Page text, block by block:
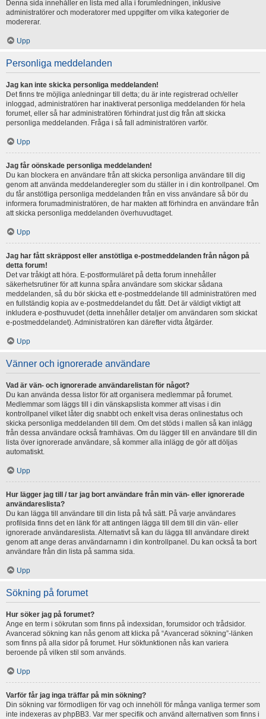
Denna sida innehåller en lista med alla i forumledningen, inklusive
administratörer och moderatorer med uppgifter om vilka kategorier de
modererar.
Upp
Personliga meddelanden
Jag kan inte skicka personliga meddelanden!
Det finns tre möjliga anledningar till detta; du är inte registrerad och/eller
inloggad, administratören har inaktiverat personliga meddelanden för hela
forumet, eller så har administratören förhindrat just dig från att skicka
personliga meddelanden. Fråga i så fall administratören varför.
Upp
Jag får oönskade personliga meddelanden!
Du kan blockera en användare från att skicka personliga användare till dig
genom att använda meddelanderegler som du ställer in i din kontrollpanel. Om
du får anstötliga personliga meddelanden från en viss användare så bör du
informera forumadministratören, de har makten att förhindra en användare från
att skicka personliga meddelanden överhuvudtaget.
Upp
Jag har fått skräppost eller anstötliga e-postmeddelanden från någon på
detta forum!
Det var tråkigt att höra. E-postformuläret på detta forum innehåller
säkerhetsrutiner för att kunna spåra användare som skickar sådana
meddelanden, så du bör skicka ett e-postmeddelande till administratören med
en fullständig kopia av e-postmeddelandet du fått. Det är väldigt viktigt att
inkludera e-posthuvudet (detta innehåller detaljer om användaren som skickat
e-postmeddelandet). Administratören kan därefter vidta åtgärder.
Upp
Vänner och ignorerade användare
Vad är vän- och ignorerade användarelistan för något?
Du kan använda dessa listor för att organisera medlemmar på forumet.
Medlemmar som läggs till i din vänskapslista kommer att visas i din
kontrollpanel vilket låter dig snabbt och enkelt visa deras onlinestatus och
skicka personliga meddelanden till dem. Om det stöds i mallen så kan inlägg
från dessa användare också framhävas. Om du lägger till en användare till din
lista över ignorerade användare, så kommer alla inlägg de gör att döljas
automatiskt.
Upp
Hur lägger jag till / tar jag bort användare från min vän- eller ignorerade
användareslista?
Du kan lägga till användare till din lista på två sätt. På varje användares
profilsida finns det en länk för att antingen lägga till dem till din vän- eller
ignorerade användareslista. Alternativt så kan du lägga till användare direkt
genom att ange deras användarnamn i din kontrollpanel. Du kan också ta bort
användare från din lista på samma sida.
Upp
Sökning på forumet
Hur söker jag på forumet?
Ange en term i sökrutan som finns på indexsidan, forumsidor och trådsidor.
Avancerad sökning kan nås genom att klicka på “Avancerad sökning”-länken
som finns på alla sidor på forumet. Hur sökfunktionen nås kan variera
beroende på vilken stil som används.
Upp
Varför får jag inga träffar på min sökning?
Din sökning var förmodligen för vag och innehöll för många vanliga termer som
inte indexeras av phpBB3. Var mer specifik och använd alternativen som finns i